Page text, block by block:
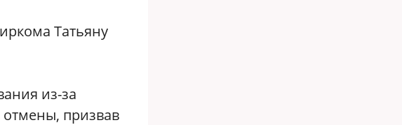
Татьяну
из-за
отмены, призвав